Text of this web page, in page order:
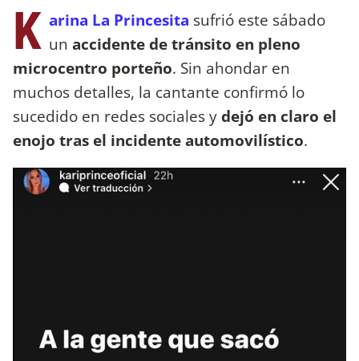
K arina La Princesita sufrió este sábado
un accidente de tránsito en pleno
microcentro porteño. Sin ahondar en
muchos detalles, la cantante confirmó lo
sucedido en redes sociales ydejó en claro el
enojo tras el incidente automovilístico.